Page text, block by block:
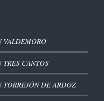
VALDEMORO
CANTOS
TORREJÓN DE ARDOZ